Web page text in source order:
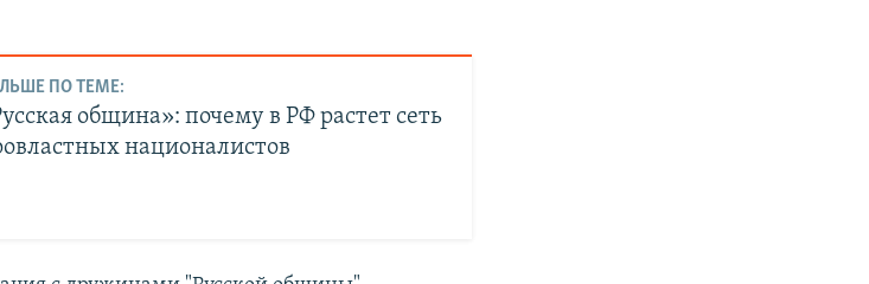
ПО ТЕМЕ:
община»: почему в РФ растет сеть
националистов